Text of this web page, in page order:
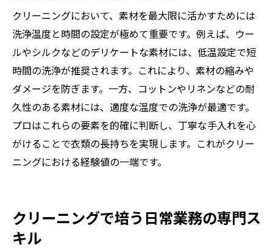
クリーニングにおいて、素材を最大限に活かすためには
洗浄温度と時間の設定が極めて重要です。例えば、ウー
ルやシルクなどのデリケートな素材には、低温設定で短
時間の洗浄が推奨されます。これにより、素材の縮みや
ダメージを防ぎます。一方、コットンやリネンなどの耐
久性のある素材には、適度な温度での洗浄が最適です。
プロはこれらの要素を的確に判断し、丁寧な手入れを心
がけることで衣類の長持ちを実現します。これがクリー
ニングにおける経験値の一端です。
クリーニングで培う日常業務の専門ス
キル